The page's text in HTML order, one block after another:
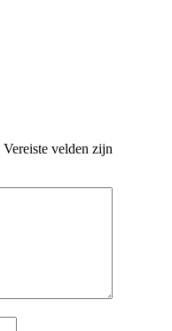
Vereiste velden zijn